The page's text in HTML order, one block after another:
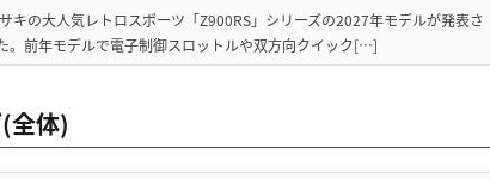
キの大人気レトロスポーツ「Z900RS」シリーズの2027年モデルが発表さ
。前年モデルで電子制御スロットルや双方向クイック[…]
全体)